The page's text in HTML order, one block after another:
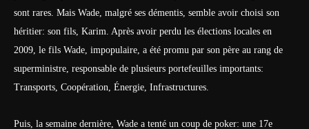
sont rares. Mais Wade, malgré ses démentis, semble avoir choisi son
héritier: son fils, Karim. Après avoir perdu les élections locales en
2009, le fils Wade, impopulaire, a été promu par son père au rang de
superministre, responsable de plusieurs portefeuilles importants:
Transports, Coopération, Énergie, Infrastructures.
Puis, la semaine dernière, Wade a tenté un coup de poker: une 17e